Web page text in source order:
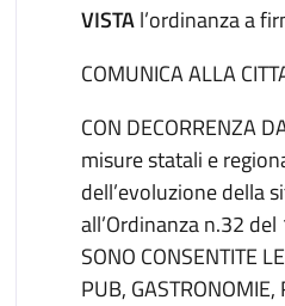
VISTAl’ordinanza a
COMUNICA ALLA
CON DECORRENZA
misure statali e
dell’evoluzione della
all’Ordinanza n.32
SONO CONSENTITE
PUB, GASTRONOMIE,